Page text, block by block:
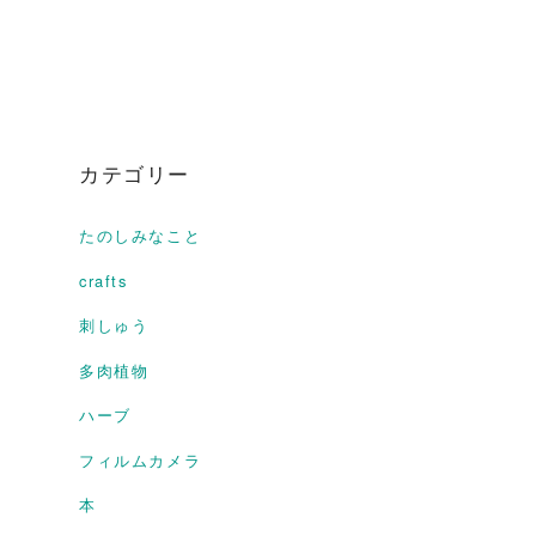
カテゴリー
たのしみなこと
crafts
刺しゅう
多肉植物
ハーブ
フィルムカメラ
本